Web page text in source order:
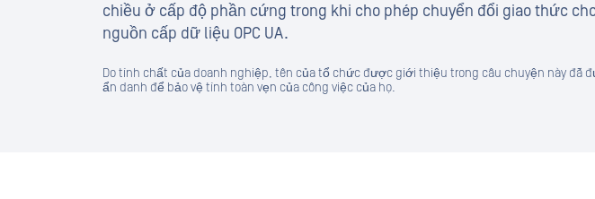
chiều ở cấp độ phần cứng trong khi cho phép chuyển đổi giao thức
nguồn cấp dữ liệu OPC UA.
Do tính chất của doanh nghiệp, tên của tổ chức được giới thiệu trong câu chuyện này đã
ẩn danh để bảo vệ tính toàn vẹn của công việc của họ.